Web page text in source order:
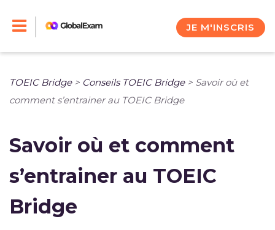
JE M'INSCRIS
TOEIC Bridge> Conseils TOEIC Bridge> Savoir où et
comment s’entrainer au TOEIC Bridge
Savoir où et comment
s’entrainer au TOEIC
Bridge